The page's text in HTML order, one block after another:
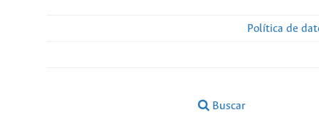
Política de
Buscar